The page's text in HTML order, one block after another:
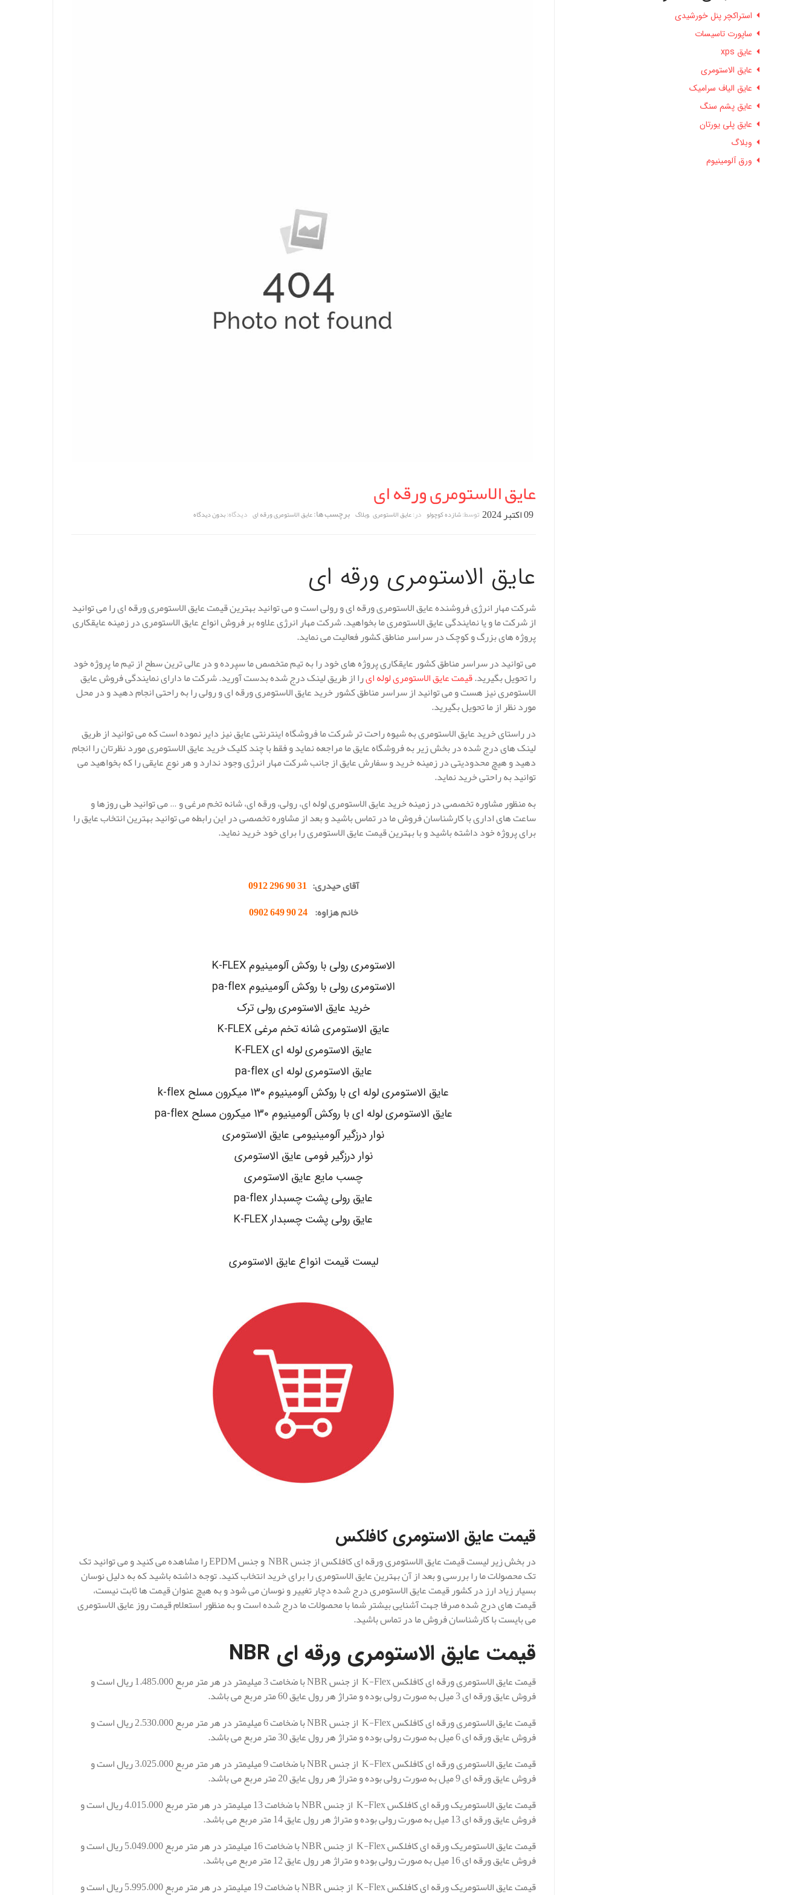
عایق الاستومری ورقه ای
09 اکتبر 2024 توسط:شازده کوچولو در:عایق الاستومری ,وبلاگ برچسب ها:عایق الاستومری ورقه ای دیدگاه:بدون دیدگاه
عایق الاستومری ورقه ای
شرکت مهار انرژی فروشنده عایق الاستومری ورقه ای و رولی است و می توانید بهترین قیمت عایق الاستومری ورقه ای را می توانید
از شرکت ما و یا نمایندگی عایق الاستومری ما بخواهید. شرکت مهار انرژی علاوه بر فروش انواع عایق الاستومری در زمینه عایقکاری
پروژه های بزرگ و کوچک در سراسر مناطق کشور فعالیت می نماید.
می توانید در سراسر مناطق کشور عایقکاری پروژه های خود را به تیم متخصص ما سپرده و در عالی ترین سطح از تیم ما پروژه خود
را تحویل بگیرید.قیمت عایق الاستومری لوله ایرا از طریق لینک درج شده بدست آورید. شرکت ما دارای نمایندگی فروش عایق
الاستومری نیز هست و می توانید از سراسر مناطق کشور خرید عایق الاستومری ورقه ای و رولی را به راحتی انجام دهید و در محل
مورد نظر از ما تحویل بگیرید.
در راستای خرید عایق الاستومری به شیوه راحت تر شرکت ما فروشگاه اینترنتی عایق نیز دایر نموده است که می توانید از طریق
لینک های درج شده در بخش زیر به فروشگاه عایق ما مراجعه نماید و فقط با چند کلیک خرید عایق الاستومری مورد نظرتان را انجام
دهید و هیچ محدودیتی در زمینه خرید و سفارش عایق از جانب شرکت مهار انرژی وجود ندارد و هر نوع عایقی را که بخواهید می
توانید به راحتی خرید نماید.
به منظور مشاوره تخصصی در زمینه خرید عایق الاستومری لوله ای، رولی، ورقه ای، شانه تخم مرغی و … می توانید طی روزها و
ساعت های اداری با کارشناسان فروش ما در تماس باشید و بعد از مشاوره تخصصی در این رابطه می توانید بهترین انتخاب عایق را
برای پروژه خود داشته باشید و با بهترین قیمت عایق الاستومری را برای خود خرید نماید.
آقای حیدری: 31 90 296 0912
خانم هزاوه:24 90 649 0902
الاستومری رولی با روکش آلومینیوم K-FLEX
الاستومری رولی با روکش آلومینیوم pa-flex
خرید عایق الاستومری رولی ترک
عایق الاستومری شانه تخم مرغی K-FLEX
عایق الاستومری لوله ای K-FLEX
عایق الاستومری لوله ای pa-flex
عایق الاستومری لوله ای با روکش آلومینیوم 130 میکرون مسلح k-flex
عایق الاستومری لوله ای با روکش آلومینیوم 130 میکرون مسلح pa-flex
نوار درزگیر آلومینیومی عایق الاستومری
نوار درزگیر فومی عایق الاستومری
چسب مایع عایق الاستومری
عایق رولی پشت چسبدار pa-flex
عایق رولی پشت چسبدار K-FLEX
لیست قیمت انواع عایق الاستومری
قیمت عایق الاستومری کافلکس
در بخش زیر لیست قیمت عایق الاستومری ورقه ای کافلکس از جنس NBR و جنس EPDM را مشاهده می کنید و می توانید تک
تک محصولات ما را بررسی و بعد از آن بهترین عایق الاستومری را برای خرید انتخاب کنید. توجه داشته باشید که به دلیل نوسان
بسیار زیاد ارز در کشور قیمت عایق الاستومری درج شده دچار تغییر و نوسان می شود و به هیچ عنوان قیمت ها ثابت نیست،
قیمت های درج شده صرفا جهت آشنایی بیشتر شما با محصولات ما درج شده است و به منظور استعلام قیمت روز عایق الاستومری
می بایست با کارشناسان فروش ما در تماس باشید.
قیمت عایق الاستومری ورقه ای NBR
قیمت عایق الاستومری ورقه ای کافلکس K-Flex از جنس NBR با ضخامت 3 میلیمتر در هر متر مربع 1.485.000 ریال است و
فروش عایق ورقه ای 3 میل به صورت رولی بوده و متراژ هر رول عایق 60 متر مربع می باشد.
قیمت عایق الاستومری ورقه ای کافلکس K-Flex از جنس NBR با ضخامت 6 میلیمتر در هر متر مربع 2.530.000 ریال است و
فروش عایق ورقه ای 6 میل به صورت رولی بوده و متراژ هر رول عایق 30 متر مربع می باشد.
قیمت عایق الاستومری ورقه ای کافلکس K-Flex از جنس NBR با ضخامت 9 میلیمتر در هر متر مربع 3.025.000 ریال است و
فروش عایق ورقه ای 9 میل به صورت رولی بوده و متراژ هر رول عایق 20 متر مربع می باشد.
قیمت عایق الاستومریک ورقه ای کافلکس K-Flex از جنس NBR با ضخامت 13 میلیمتر در هر متر مربع 4.015.000 ریال است و
فروش عایق ورقه ای 13 میل به صورت رولی بوده و متراژ هر رول عایق 14 متر مربع می باشد.
قیمت عایق الاستومریک ورقه ای کافلکس K-Flex از جنس NBR با ضخامت 16 میلیمتر در هر متر مربع 5.049.000 ریال است و
فروش عایق ورقه ای 16 میل به صورت رولی بوده و متراژ هر رول عایق 12 متر مربع می باشد.
قیمت عایق الاستومریک ورقه ای کافلکس K-Flex از جنس NBR با ضخامت 19 میلیمتر در هر متر مربع 5.995.000 ریال است و
استراکچر پنل خورشیدی
ساپورت تاسیسات
عایق xps
عایق الاستومری
عایق الیاف سرامیک
عایق پشم سنگ
عایق پلی یورتان
وبلاگ
ورق آلومینیوم